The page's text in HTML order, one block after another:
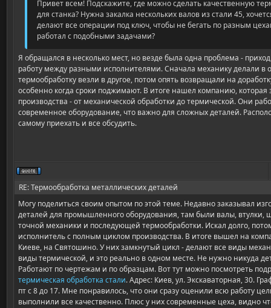
Привет всем! Подскажите, где можно сделать качественную
для станка? Нужна закалка нескольких валов из стали 45,
делают все операции под ключ, чтобы не бегать по разным
работал с подобными задачами?
Я обращался в несколько мест, но везде была одна проблема -
работу между разными исполнителями. Сначала механику делали в
термообработку везли в другое, потом опять возвращали на
особенно когда сроки поджимают. В итоге нашел компанию,
производства - от механической обработки до термической. Они
современное оборудование, что важно для сложных деталей.
самому приехать и все обсудить.
RE: Термообработка металлических деталей
Могу поделиться своим опытом по этой теме. Недавно заказывал
деталей для промышленного оборудования, там были валы, втулки,
точной механики и последующей термообработки. Искал долго,
исполнитель с полным циклом производства. В итоге вышел на
Киеве, на Святошино. У них замкнутый цикл - делают все виды
виды термической, и это реально в одном месте. Не нужно никуда
Работают по чертежам и по образцам. Вот тут можно посмотреть
термическая обработка стали. Адрес: Киев, ул. Экскаваторная, 30.
пт с 8 до 17. Мне понравилось, что они сразу оценили всю работу
выполнили все качественно. Плюс у них современные цеха, видно